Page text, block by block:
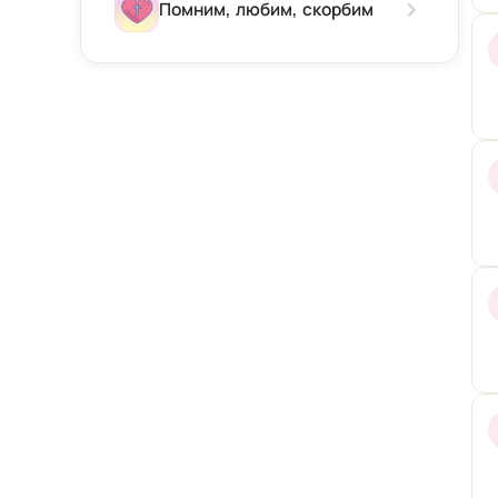
Помним, любим, скорбим